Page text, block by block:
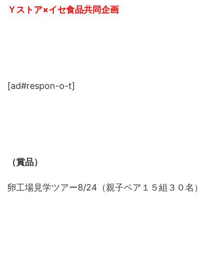
Ｙストア×イセ食品共同企画
[ad#respon-o-t]
（賞品）
卵工場見学ツアー8/24（親子ペア１５組３０名）